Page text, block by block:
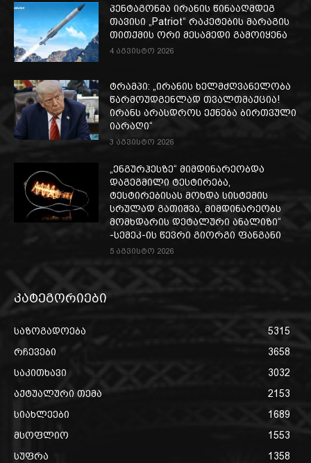
პენტაგონმა ირანის წინააღმდეგ
თავისი „Patriot“ რაკეტების მარაგის
თითქმის ორი მესამედი გამოიყენა
4 აგვისტო 2026
ტრამპი: „ირანის ხელმძღვანელობა
წარმოუდგენლად თვალთმაქცია!
ირანს არასდროს ექნება ბირთვული
იარაღი“
3 აგვისტო 2026
„ენგურჰესზე“ მიმდინარეობდა
დაგეგმილი ტესტირება,
ტესტირებისას მოხდა სისტემის
სრულად გათიშვა, მიმდინარეობს
მომხდარის დეტალური ანალიზი“
-სემეკ-ის წევრი გიორგი ფანგანი
5 აგვისტო 2026
კატეგორიები
საზოგადოება
5315
რჩევები
3658
საკითხავი
3032
აქტუალური თემა
2153
სიახლეები
1689
მსოფლიო
1553
სუფრა
1358